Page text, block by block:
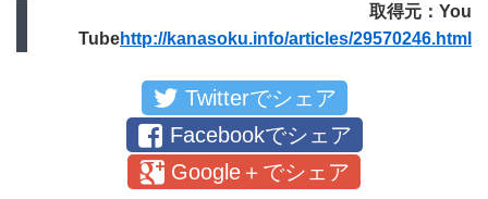
取得元：You
Tubehttp://kanasoku.info/articles/29570246.html
Twitterでシェア
Facebookでシェア
Google＋でシェア